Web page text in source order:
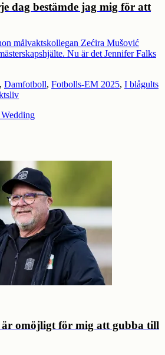
dag bestämde jag mig för att
målvaktskollegan Zećira Mušović
Nu är det Jennifer Falks
, Damfotboll, Fotbolls-EM 2025, I blågults
är omöjligt för mig att gubba till